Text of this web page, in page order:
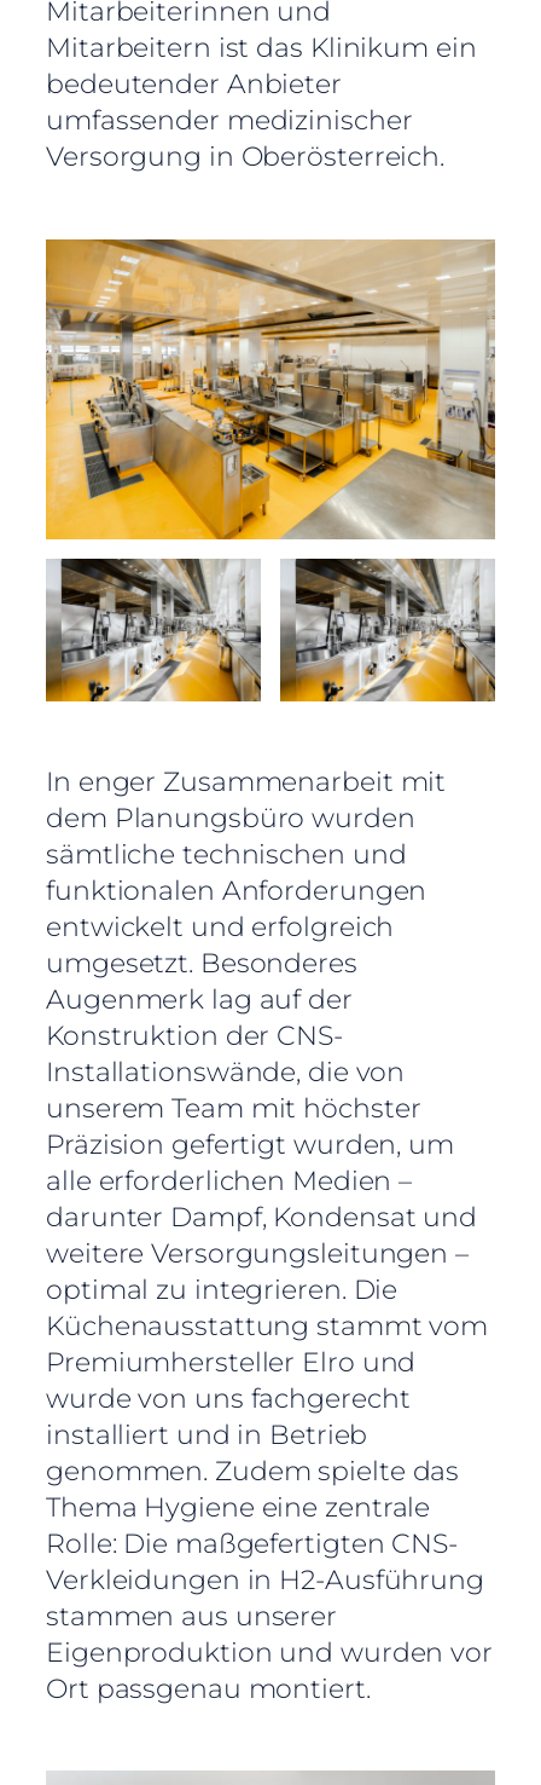
Mitarbeiterinnen und
Mitarbeitern ist das Klinikum ein
bedeutender Anbieter
umfassender medizinischer
Versorgung in Oberösterreich.
In enger Zusammenarbeit mit
dem Planungsbüro wurden
sämtliche technischen und
funktionalen Anforderungen
entwickelt und erfolgreich
umgesetzt. Besonderes
Augenmerk lag auf der
Konstruktion der CNS-
Installationswände, die von
unserem Team mit höchster
Präzision gefertigt wurden, um
alle erforderlichen Medien –
darunter Dampf, Kondensat und
weitere Versorgungsleitungen –
optimal zu integrieren. Die
Küchenausstattung stammt vom
Premiumhersteller Elro und
wurde von uns fachgerecht
installiert und in Betrieb
genommen. Zudem spielte das
Thema Hygiene eine zentrale
Rolle: Die maßgefertigten CNS-
Verkleidungen in H2-Ausführung
stammen aus unserer
Eigenproduktion und wurden vor
Ort passgenau montiert.